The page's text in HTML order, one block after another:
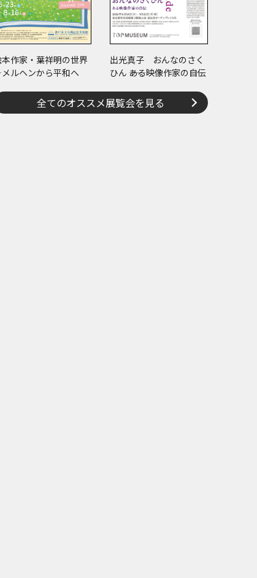
作家・葉祥明の世界
ルヘンから平和へ
出光真子 おんなのさく
ひん ――ある映像作家の自伝
全てのオススメ展覧会を見る